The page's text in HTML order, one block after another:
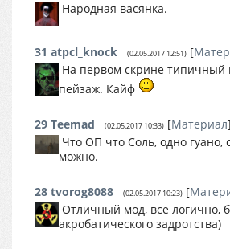
Народная васянка.
31 atpcl_knock (02.05.2017 12:51) [
На первом скрине типичный
пейзаж. Кайф
29 Teemad (02.05.2017 10:33) [Материал]
Что ОП что Соль, одно гуано,
можно.
28 tvorog8088 (02.05.2017 10:23) [
Отличный мод, все логично,
акробатического задротства)